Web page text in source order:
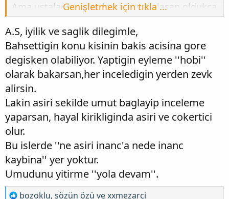
Ama ustalar bu işlerde başarıya ulaşan oldukça
az ve açıkçası günden güne inancımı
yitiriyorum galiba bişey bulamayacağız evet
Allah'tan ümit kesilmez ama sanki kendimizi
bu işlerle boşuna avuttuğumuzu düşünüyorum
görüşleriniz neler
Genişletmek için tıkla ...
A.S, iyilik ve saglik dilegimle,
Bahsettigin konu kisinin bakis acisina gore
degisken olabiliyor. Yaptigin eyleme ''hobi''
olarak bakarsan,her inceledigin yerden zevk
alirsin.
Lakin asiri sekilde umut baglayip inceleme
yaparsan, hayal kirikliginda asiri ve cokertici
olur.
Bu islerde ''ne asiri inanc'a nede inanc
kaybina'' yer yoktur.
Umudunu yitirme ''yola devam''.
T
bozoklu, sözün özü vexxmezarci